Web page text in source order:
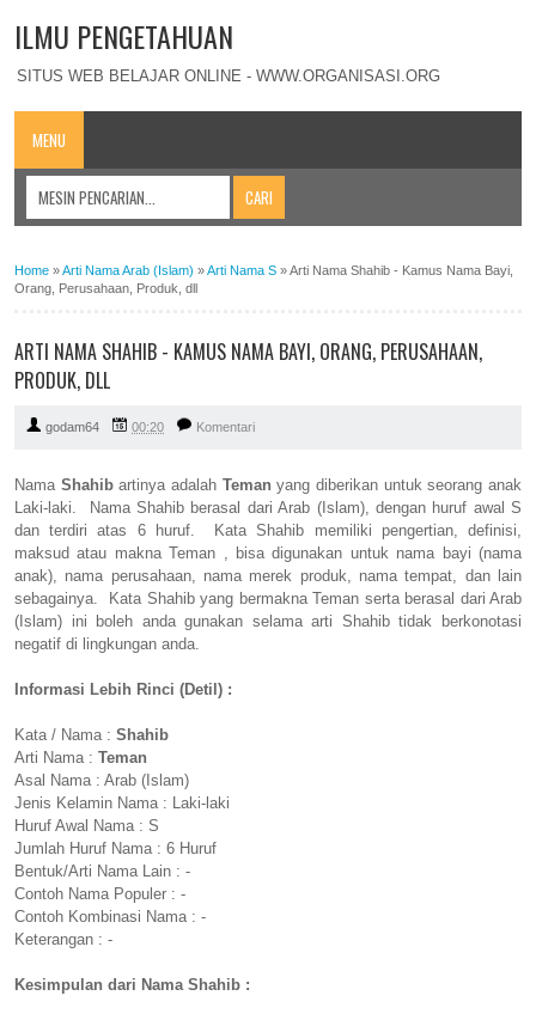
ILMU PENGETAHUAN
SITUS WEB BELAJAR ONLINE - WWW.ORGANISASI.ORG
MENU
Home »Arti Nama Arab (Islam) »Arti Nama S »Arti Nama Shahib - Kamus Nama Bayi,
Orang, Perusahaan, Produk, dll
ARTI NAMA SHAHIB - KAMUS NAMA BAYI, ORANG, PERUSAHAAN,
PRODUK, DLL
godam64 00:20 Komentari
Nama Shahibartinya adalah Temanyang diberikan untuk seorang anak
Laki-laki. Nama Shahib berasal dari Arab (Islam), dengan huruf awal S
dan terdiri atas 6 huruf. Kata Shahib memiliki pengertian, definisi,
maksud atau makna Teman , bisa digunakan untuk nama bayi (nama
anak), nama perusahaan, nama merek produk, nama tempat, dan lain
sebagainya. Kata Shahib yang bermakna Teman serta berasal dari Arab
(Islam) ini boleh anda gunakan selama arti Shahib tidak berkonotasi
negatif di lingkungan anda.
Informasi Lebih Rinci (Detil) :
Kata / Nama : Shahib
Arti Nama : Teman
Asal Nama : Arab (Islam)
Jenis Kelamin Nama : Laki-laki
Huruf Awal Nama : S
Jumlah Huruf Nama : 6 Huruf
Bentuk/Arti Nama Lain : -
Contoh Nama Populer : -
Contoh Kombinasi Nama : -
Keterangan : -
Kesimpulan dari Nama Shahib :